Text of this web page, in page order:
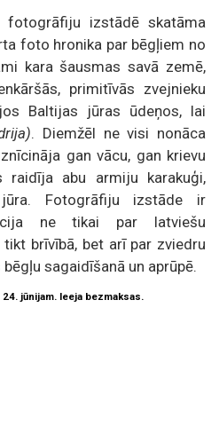
fotogrāfiju izstādē skatāma
foto hronika par bēgļiem no
kara šausmas savā zemē,
primitīvās zvejnieku
Baltijas jūras ūdeņos, lai
. Diemžēl ne visi nonāca
gan vācu, gan krievu
raidīja abu armiju karakuģi,
Fotogrāfiju izstāde ir
ne tikai par latviešu
brīvībā, bet arī par zviedru
sagaidīšanā un aprūpē.
jūnijam. Ieeja bezmaksas.